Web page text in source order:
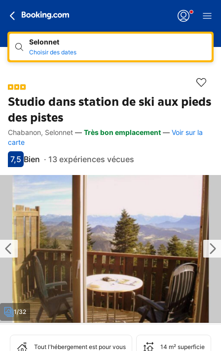
Selonnet
Choisir des dates
Studio dans station de ski aux pieds
des pistes
Accès rapides
Aller à la description
Aller aux équipements
Aller aux hébergements
Aller aux conditions
Chabanon, Selonnet — Très bon emplacement — Voir sur la
carte
Avec une note de 7.5
7,5
bien Bien · 13 expériences vécues
1/32
Tout l'hébergement est pour vous 14 m² superficie